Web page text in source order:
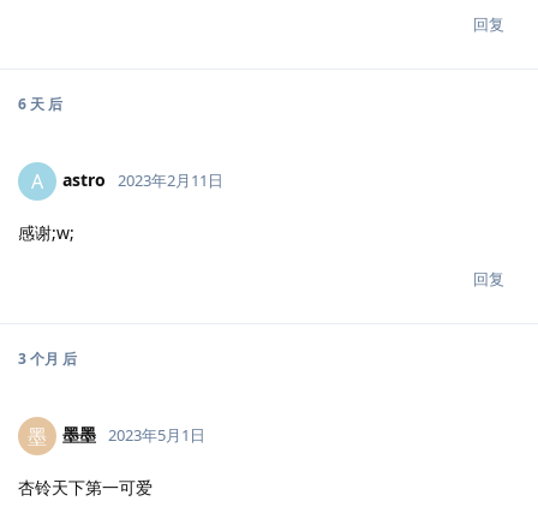
回复
6 天 后
A astro 2023年2月11日
感谢;w;
回复
3 个月 后
墨 墨墨 2023年5月1日
杏铃天下第一可爱